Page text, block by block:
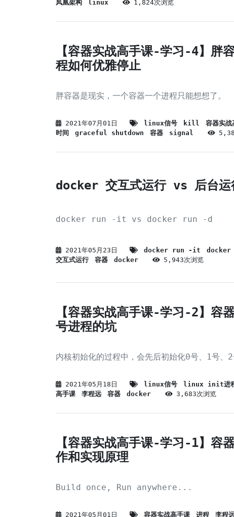
凤凰架构
linux 1,824次浏览
【容器实战高手课-学习-4】胖
程如何优雅停止
胖容器是现实，一个容器一个进程只能想想了。
2021年07月01日 linux信号 kill 容器实战
时间
graceful shutdown 容器 signal
docker 交互式运行 vs 后台运
docker run -it vs docker run -d
2021年05月23日 docker run -it
交互式运行
容器 docker 5,943次浏览
【容器实战高手课-学习-2】
号进程的坑
内核初始化的过程中，会先后初始化0号、1号、2
2021年05月18日 linux信号 linux init进
高手课
李程远 容器 docker 3,683次浏览
【容器实战高手课-学习-1】容
作和实现原理
Build once, Run anywhere...
2021年05月01日 容器实战高手课 进程 李程